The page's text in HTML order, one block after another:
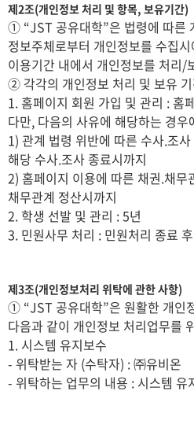
제2조(개인정보 처리 및 항목, 보유기간)
① “JST 공유대학”은 법령에 따른
정보주체로부터 개인정보를 수집
이용기간 내에서 개인정보를 처리/
② 각각의 개인정보 처리 및 보유
1. 홈페이지 회원 가입 및 관리 : 홈
다만, 다음의 사유에 해당하는 경
1) 관계 법령 위반에 따른 수사.조
해당 수사.조사 종료시까지
2) 홈페이지 이용에 따른 채권.채
채무관계 정산시까지
2. 학생 선발 및 관리 : 5년
3. 민원사무 처리 : 민원처리 종료
제3조(개인정보처리 위탁에 관한 사항)
① “JST 공유대학”은 원활한 개인
다음과 같이 개인정보 처리업무를
1. 시스템 유지보수
- 위탁받는 자 (수탁자) : ㈜유비온
- 위탁하는 업무의 내용 : 시스템 유